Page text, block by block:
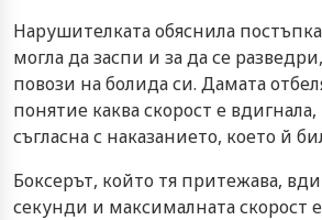
Нарушителката обяснила
могла да заспи и за да се
повози на болида си. Дамата
понятие каква скорост е
съгласна с наказанието, което й
Боксерът, който тя притежава,
секунди и максималната скорост